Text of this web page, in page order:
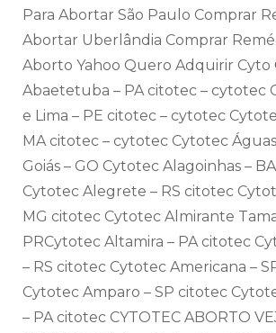
Para Abortar São Paulo Comprar
Abortar Uberlândia Comprar
Aborto Yahoo Quero Adquirir Cyto
Abaetetuba – PA citotec – cytotec
e Lima – PE citotec – cytotec
MA citotec – cytotec Cytotec
Goiás – GO Cytotec Alagoinhas –
Cytotec Alegrete – RS citotec
MG citotec Cytotec Almirante
PRCytotec Altamira – PA citotec
– RS citotec Cytotec Americana –
Cytotec Amparo – SP citotec
– PA citotec CYTOTEC ABORTO